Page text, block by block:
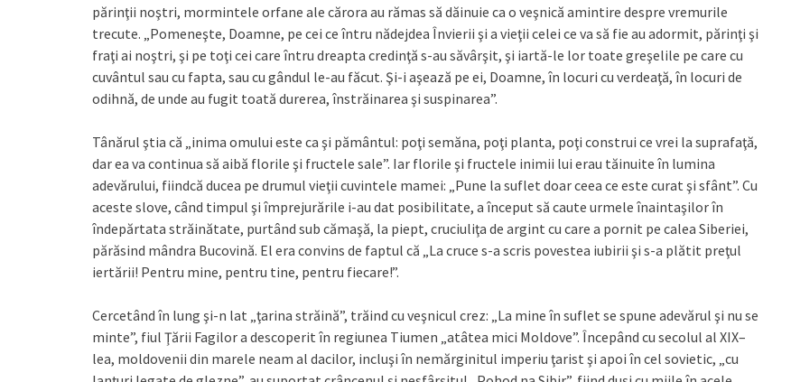
părinţii noştri, mormintele orfane ale cărora au rămas să dăinuie ca o veşnică amintire despre vremurile
trecute. „Pomeneşte, Doamne, pe cei ce întru nădejdea Învierii şi a vieţii celei ce va să fie au adormit, părinţi şi
fraţi ai noştri, şi pe toţi cei care întru dreapta credinţă s-au săvârşit, şi iartă-le lor toate greşelile pe care cu
cuvântul sau cu fapta, sau cu gândul le-au făcut. Şi-i aşează pe ei, Doamne, în locuri cu verdeaţă, în locuri de
odihnă, de unde au fugit toată durerea, înstrăinarea şi suspinarea”.
Tânărul ştia că „inima omului este ca şi pământul: poţi semăna, poţi planta, poţi construi ce vrei la suprafaţă,
dar ea va continua să aibă florile şi fructele sale”. Iar florile şi fructele inimii lui erau tăinuite în lumina
adevărului, fiindcă ducea pe drumul vieţii cuvintele mamei: „Pune la suflet doar ceea ce este curat şi sfânt”. Cu
aceste slove, când timpul şi împrejurările i-au dat posibilitate, a început să caute urmele înaintaşilor în
îndepărtata străinătate, purtând sub cămaşă, la piept, cruciuliţa de argint cu care a pornit pe calea Siberiei,
părăsind mândra Bucovină. El era convins de faptul că „La cruce s-a scris povestea iubirii şi s-a plătit preţul
iertării! Pentru mine, pentru tine, pentru fiecare!”.
Cercetând în lung şi-n lat „ţarina străină”, trăind cu veşnicul crez: „La mine în suflet se spune adevărul şi nu se
minte”, fiul Ţării Fagilor a descoperit în regiunea Tiumen „atâtea mici Moldove”. Începând cu secolul al XIX–
lea, moldovenii din marele neam al dacilor, incluşi în nemărginitul imperiu ţarist şi apoi în cel sovietic, „cu